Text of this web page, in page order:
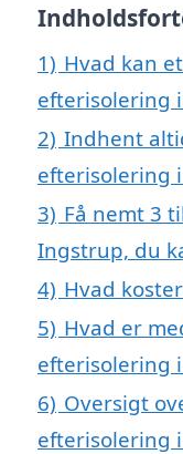
1) Hvad kan
efterisolering
2) Indhent
efterisolering
3) Få nemt 3
Ingstrup, du
4) Hvad
5) Hvad er
efterisolering
6) Oversigt
efterisolering